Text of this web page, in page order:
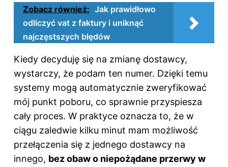
Zobacz również: Jak prawidłowo
odliczyć vat z faktury i uniknąć
najczęstszych błędów
Kiedy decyduję się na zmianę dostawcy,
wystarczy, że podam ten numer. Dzięki temu
systemy mogą automatycznie zweryfikować
mój punkt poboru, co sprawnie przyspiesza
cały proces. W praktyce oznacza to, że w
ciągu zaledwie kilku minut mam możliwość
przełączenia się z jednego dostawcy na
innego, bez obaw o niepożądane przerwy w